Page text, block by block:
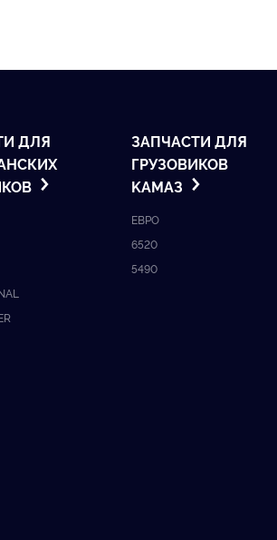
ДЛЯ
ЗАПЧАСТИ ДЛЯ
ГРУЗОВИКОВ
KАМАЗ
ЕВРО
6520
5490